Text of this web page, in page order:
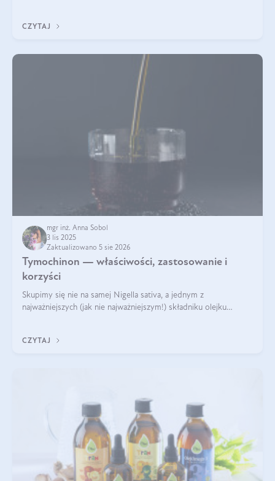
CZYTAJ
mgr inż. Anna Sobol
3 lis 2025
Zaktualizowano 5 sie 2026
Tymochinon — właściwości, zastosowanie i
korzyści
Skupimy się nie na samej Nigella sativa, a jednym z
najważniejszych (jak nie najważniejszym!) składniku olejku
CZYTAJ